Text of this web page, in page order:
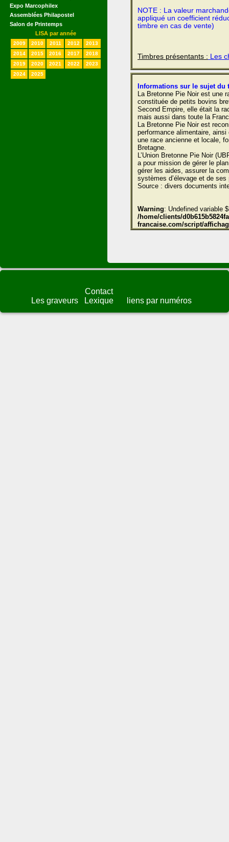
Expo Marcophilex
Assemblées Philapostel
Salon de Printemps
LISA par année
2009 2010 2011 2012
2013
2014
2015 2016 2017
2018
2019
2020 2021 2022
2023
2024
2025
NOTE : La valeur
appliqué un coefficient
timbre en cas de vente)
Timbres présentants : Les
Informations sur le sujet du
La Bretonne Pie Noir est
constituée de petits bovins
Second Empire, elle était la
mais aussi dans toute la
La Bretonne Pie Noir est
performance alimentaire,
une race ancienne et locale,
Bretagne.
L’Union Bretonne Pie Noir
a pour mission de gérer le
gérer les aides, assurer la
systèmes d’élevage et de ses
Source : divers documents
Warning: Undefined variable
/home/clients/
francaise.com/script/
Les graveurs
Contact
Lexique
liens par numéros